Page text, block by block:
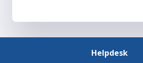
Helpdesk